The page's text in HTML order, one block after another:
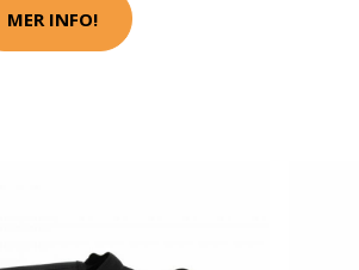
MER INFO!